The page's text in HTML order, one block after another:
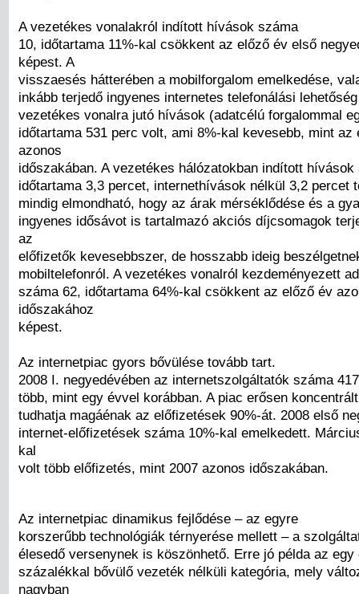
A vezetékes vonalakról indított hívások száma
10, időtartama 11%-kal csökkent az előző év első
képest. A
visszaesés hátterében a mobilforgalom emelkedése,
inkább terjedő ingyenes internetes telefonálási
vezetékes vonalra jutó hívások (adatcélú forgalommal
időtartama 531 perc volt, ami 8%-kal kevesebb, mint az
azonos
időszakában. A vezetékes hálózatokban indított hívások
időtartama 3,3 percet, internethívások nélkül 3,2 percet
mindig elmondható, hogy az árak mérséklődése és a
ingyenes idősávot is tartalmazó akciós díjcsomagok
az
előfizetők kevesebbszer, de hosszabb ideig
mobiltelefonról. A vezetékes vonalról kezdeményezett
száma 62, időtartama 64%-kal csökkent az előző év
időszakához
képest.
Az internetpiac gyors bővülése tovább tart.
2008 I. negyedévében az internetszolgáltatók száma
több, mint egy évvel korábban. A piac erősen
tudhatja magáénak az előfizetések 90%-át. 2008 első
internet-előfizetések száma 10%-kal emelkedett.
kal
volt több előfizetés, mint 2007 azonos időszakában.
Az internetpiac dinamikus fejlődése – az egyre
korszerűbb technológiák térnyerése mellett – a
élesedő versenynek is köszönhető. Erre jó példa az egy
százalékkal bővülő vezeték nélküli kategória, mely
nagyban